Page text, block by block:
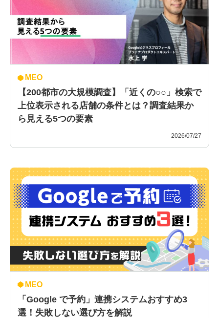
MEO
【200都市の大規模調査】「近くの○○」検索で
上位表示される店舗の条件とは？調査結果か
ら見える5つの要素
2026/07/27
MEO
「Google で予約」連携システムおすすめ3
選！失敗しない選び方を解説